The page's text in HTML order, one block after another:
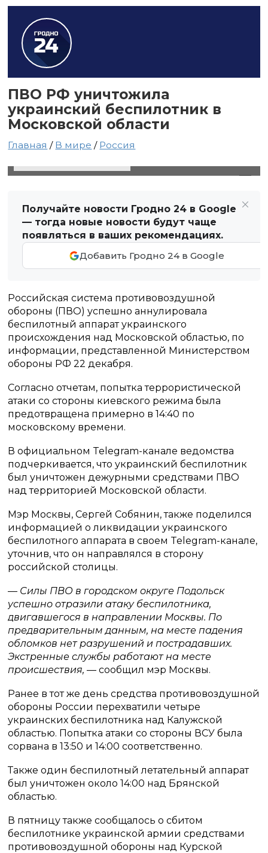
ПВО РФ уничтожила
украинский беспилотник в
Московской области
Главная / В мире / Россия
Получайте новости Гродно 24 в Google
— тогда новые новости будут чаще
появляться в ваших рекомендациях.
Добавить Гродно 24 в Google
Российская система противовоздушной
обороны (ПВО) успешно аннулировала
беспилотный аппарат украинского
происхождения над Московской областью, по
информации, представленной Министерством
обороны РФ 22 декабря.
Согласно отчетам, попытка террористической
атаки со стороны киевского режима была
предотвращена примерно в 14:40 по
московскому времени.
В официальном Telegram-канале ведомства
подчеркивается, что украинский беспилотник
был уничтожен дежурными средствами ПВО
над территорией Московской области.
Мэр Москвы, Сергей Собянин, также поделился
информацией о ликвидации украинского
беспилотного аппарата в своем Telegram-канале,
уточнив, что он направлялся в сторону
российской столицы.
— Силы ПВО в городском округе Подольск
успешно отразили атаку беспилотника,
двигавшегося в направлении Москвы. По
предварительным данным, на месте падения
обломков нет разрушений и пострадавших.
Экстренные службы работают на месте
происшествия,— сообщил мэр Москвы.
Ранее в тот же день средства противовоздушной
обороны России перехватили четыре
украинских беспилотника над Калужской
областью. Попытка атаки со стороны ВСУ была
сорвана в 13:50 и 14:00 соответственно.
Также один беспилотный летательный аппарат
был уничтожен около 14:00 над Брянской
областью.
В пятницу также сообщалось о сбитом
беспилотнике украинской армии средствами
противовоздушной обороны над Курской